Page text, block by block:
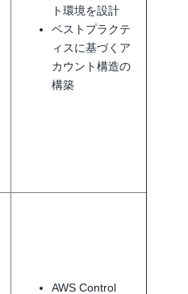
ト環境を設計
ベストプラクテ
ィスに基づくア
カウント構造の
構築
AWS Control